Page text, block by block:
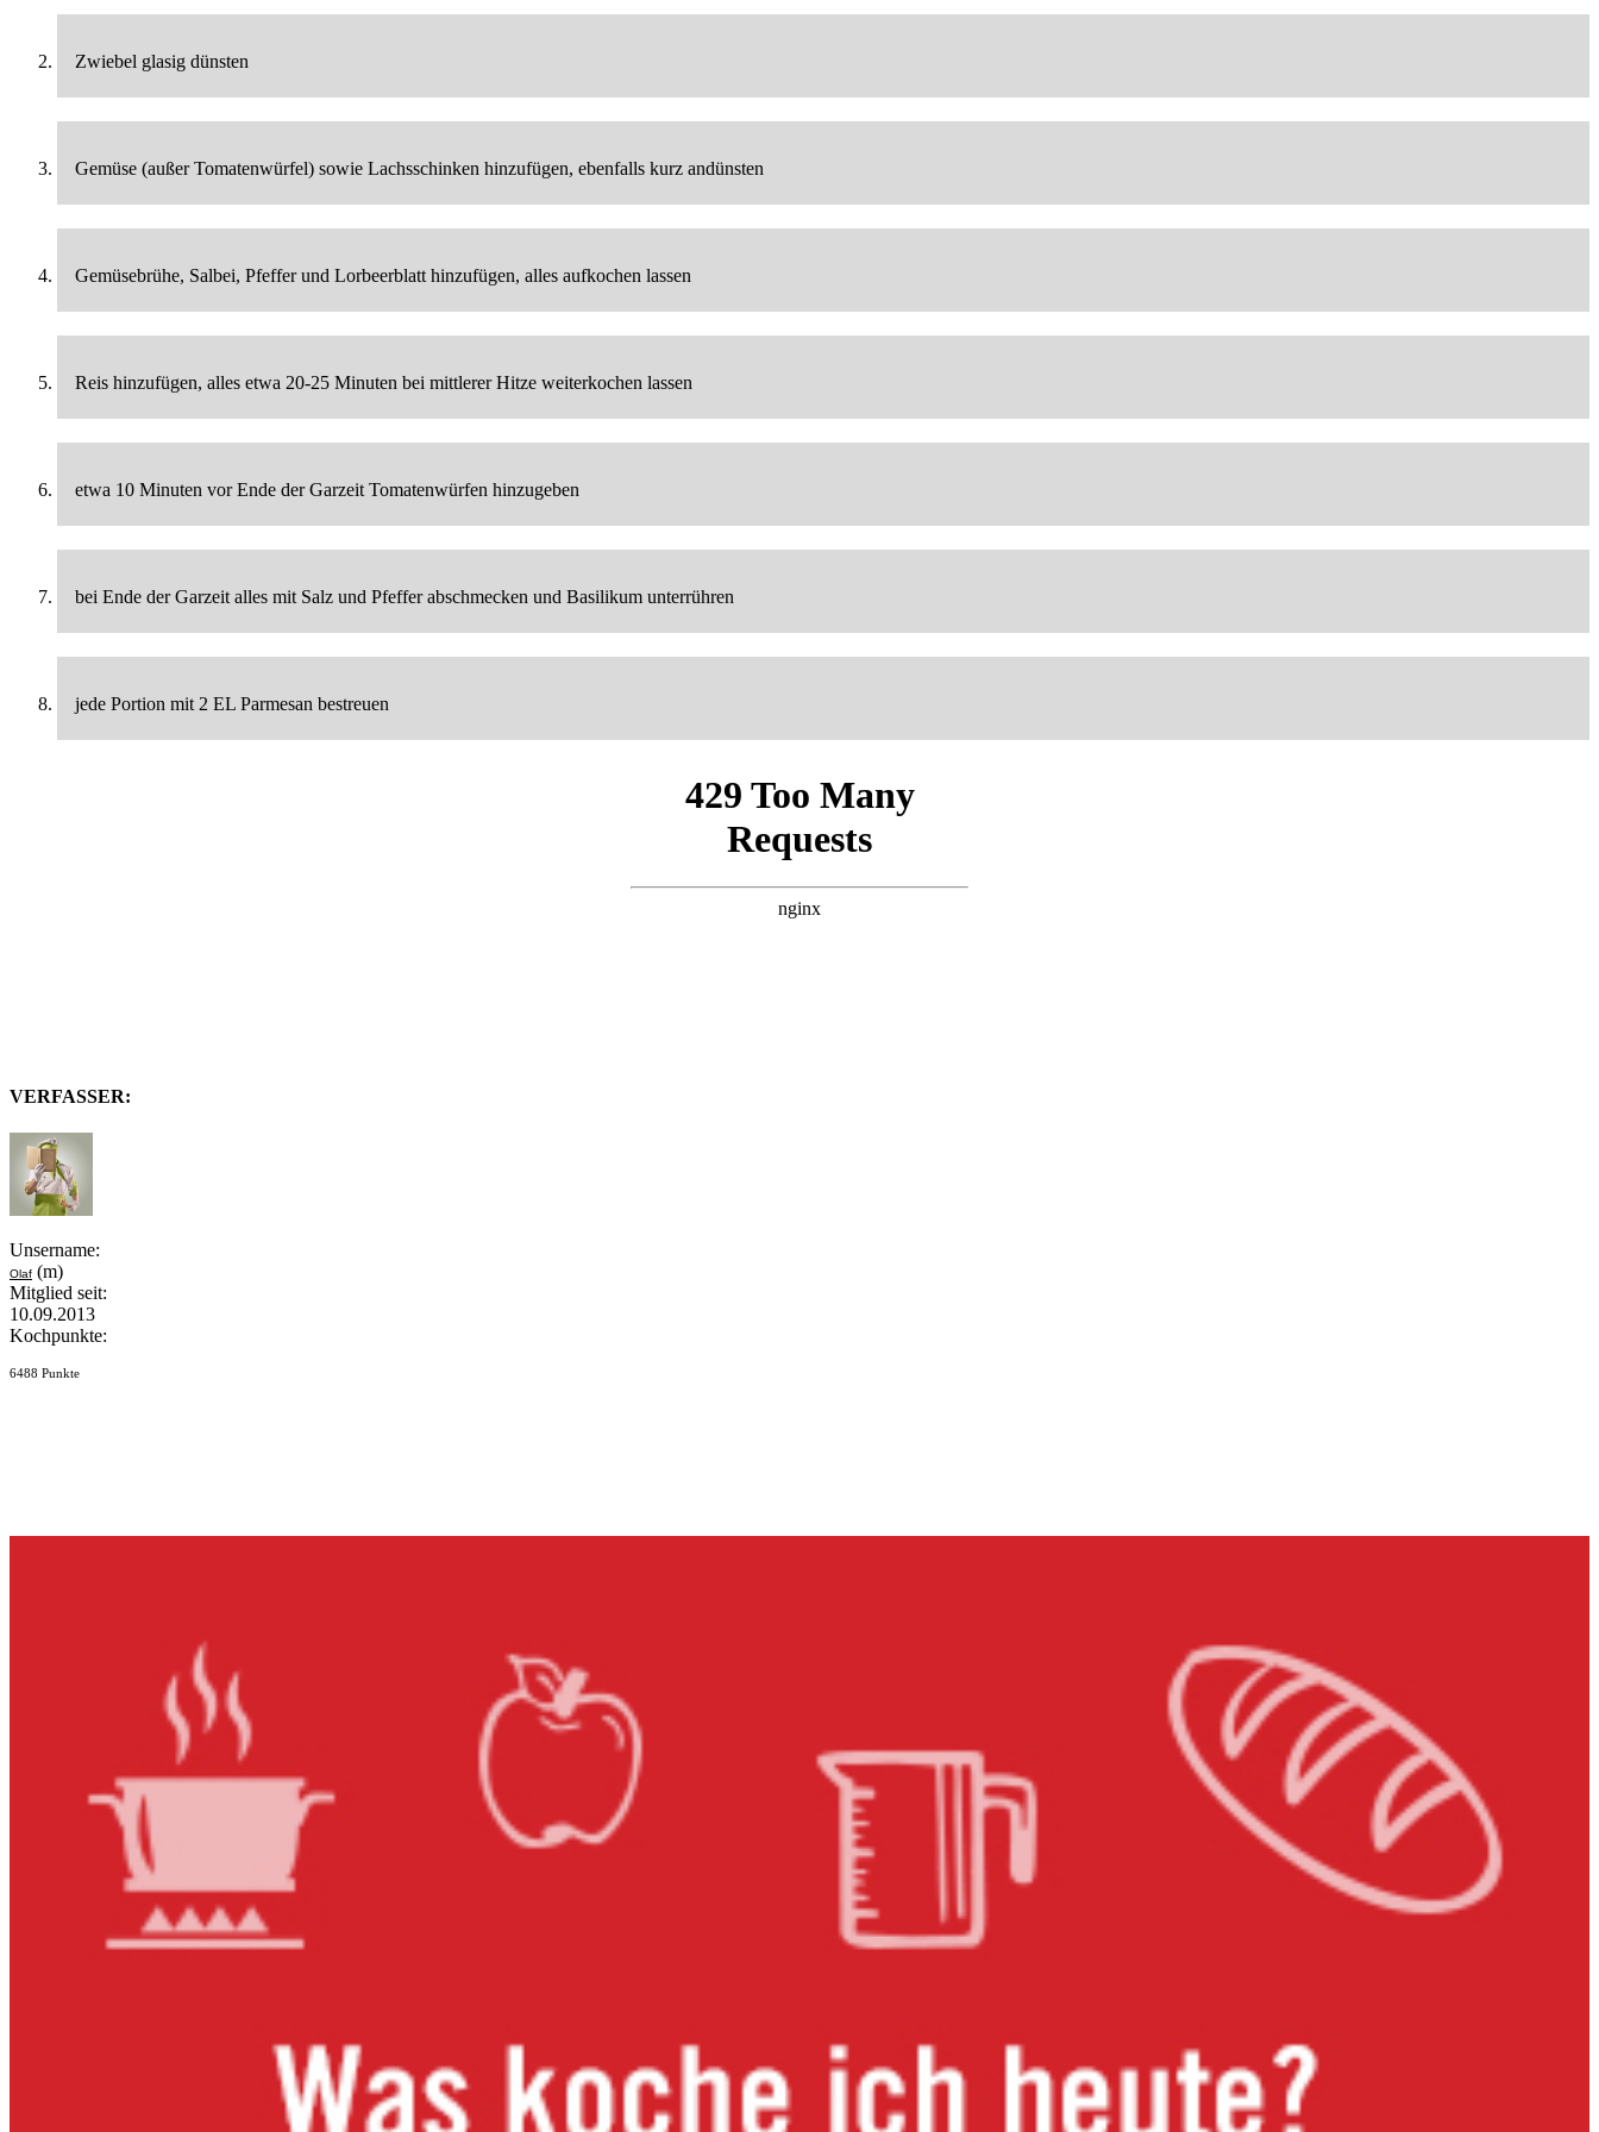
Zwiebel glasig dünsten
Gemüse (außer Tomatenwürfel) sowie Lachsschinken hinzufügen, ebenfalls kurz andünsten
Gemüsebrühe, Salbei, Pfeffer und Lorbeerblatt hinzufügen, alles aufkochen lassen
Reis hinzufügen, alles etwa 20-25 Minuten bei mittlerer Hitze weiterkochen lassen
etwa 10 Minuten vor Ende der Garzeit Tomatenwürfen hinzugeben
bei Ende der Garzeit alles mit Salz und Pfeffer abschmecken und Basilikum unterrühren
jede Portion mit 2 EL Parmesan bestreuen
VERFASSER:
Unsername:
Olaf (m)
Mitglied seit:
10.09.2013
Kochpunkte:
6488 Punkte